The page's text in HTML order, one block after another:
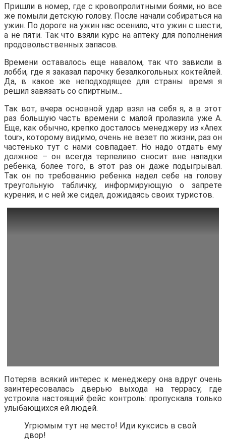
Пришли в номер, где с кровопролитными боями, но все
же помыли детскую голову. После начали собираться на
ужин. По дороге на ужин нас осенило, что ужин с шести,
а не пяти. Так что взяли курс на аптеку для пополнения
продовольственных запасов.
Времени оставалось еще навалом, так что зависли в
лобби, где я заказал парочку безалкогольных коктейлей.
Да, в какое же неподходящее для страны время я
решил завязать со спиртным…
Так вот, вчера основной удар взял на себя я, а в этот
раз большую часть времени с малой пролазила уже А.
Еще, как обычно, крепко досталось менеджеру из «Anex
tour», которому видимо, очень не везет по жизни, раз он
частенько тут с нами совпадает. Но надо отдать ему
должное – он всегда терпеливо сносит вне нападки
ребенка, более того, в этот раз он даже подыгрывал.
Так он по требованию ребенка надел себе на голову
треугольную табличку, информирующую о запрете
курения, и с ней же сидел, дожидаясь своих туристов.
Потеряв всякий интерес к менеджеру она вдруг очень
заинтересовалась дверью выхода на террасу, где
устроила настоящий фейс контроль: пропускала только
улыбающихся ей людей.
Угрюмым тут не место! Иди куксись в свой
двор!